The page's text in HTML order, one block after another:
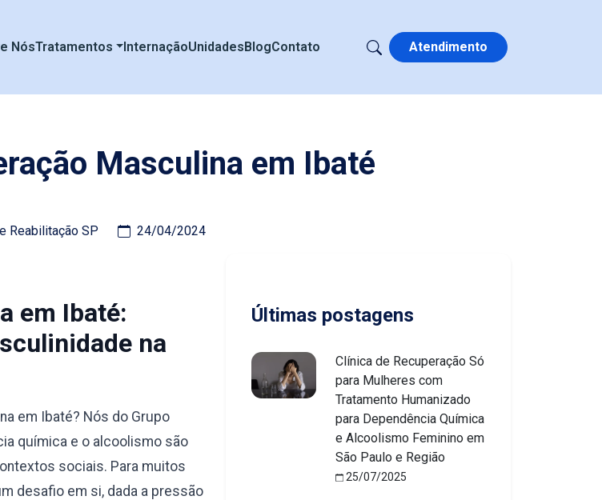
NósTratamentos InternaçãoUnidadesBlogContato Atendimento
Masculina em Ibaté
Reabilitação SP 24/04/2024
em Ibaté:
na
em Ibaté? Nós do Grupo
química e o alcoolismo são
sociais. Para muitos
desafio em si, dada a pressão
Últimas postagens
Clínica de Recuperação Só
para Mulheres com
Tratamento Humanizado
para Dependência Química
e Alcoolismo Feminino em
São Paulo e Região
25/07/2025